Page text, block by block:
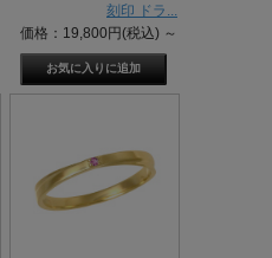
刻印 ドラ...
価格：19,800円(税込) ～